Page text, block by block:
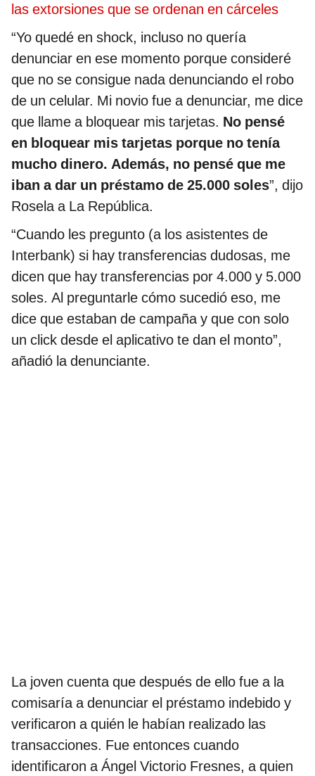
las extorsiones que se ordenan en cárceles
“Yo quedé en shock, incluso no quería
denunciar en ese momento porque consideré
que no se consigue nada denunciando el robo
de un celular. Mi novio fue a denunciar, me dice
que llame a bloquear mis tarjetas. No pensé
en bloquear mis tarjetas porque no tenía
mucho dinero. Además, no pensé que me
iban a dar un préstamo de 25.000 soles”, dijo
Rosela a La República.
“Cuando les pregunto (a los asistentes de
Interbank) si hay transferencias dudosas, me
dicen que hay transferencias por 4.000 y 5.000
soles. Al preguntarle cómo sucedió eso, me
dice que estaban de campaña y que con solo
un click desde el aplicativo te dan el monto”,
añadió la denunciante.
La joven cuenta que después de ello fue a la
comisaría a denunciar el préstamo indebido y
verificaron a quién le habían realizado las
transacciones. Fue entonces cuando
identificaron a Ángel Victorio Fresnes, a quien